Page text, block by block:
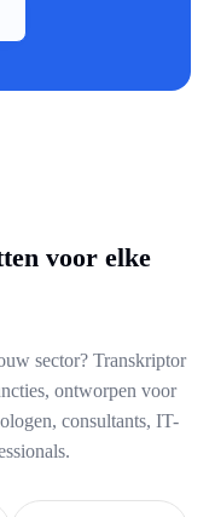
voor elke
sector? Transkriptor
ontworpen voor
consultants, IT-